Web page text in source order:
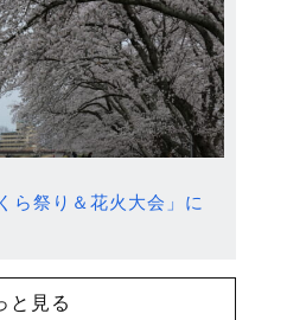
ら祭り＆花火大会」に
と見る